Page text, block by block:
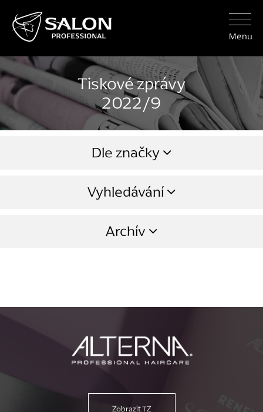
Menu
Tiskové zprávy
2022/9
Dle značky
Vyhledávání
Archív
Zobrazit TZ